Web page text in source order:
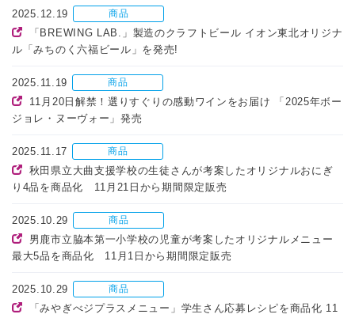
2025.12.19 商品
「BREWING LAB.」製造のクラフトビール イオン東北オリジナ
ル「みちのく六福ビール」を発売!
2025.11.19 商品
11月20日解禁！選りすぐりの感動ワインをお届け 「2025年ボー
ジョレ・ヌーヴォー」発売
2025.11.17 商品
秋田県立大曲支援学校の生徒さんが考案したオリジナルおにぎ
り4品を商品化 11月21日から期間限定販売
2025.10.29 商品
男鹿市立脇本第一小学校の児童が考案したオリジナルメニュー
最大5品を商品化 11月1日から期間限定販売
2025.10.29 商品
「みやぎべジプラスメニュー」学生さん応募レシピを商品化 11